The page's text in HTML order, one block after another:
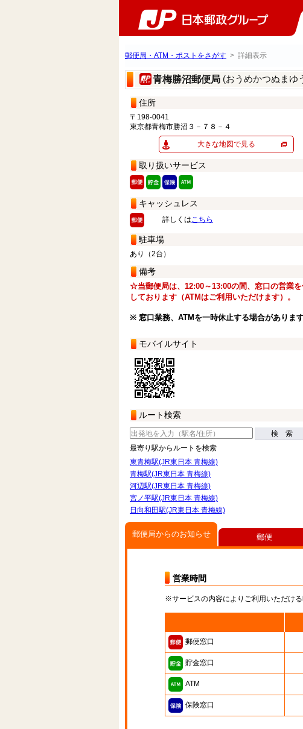
郵便局・ATM・ポストをさがす > 詳細表示
青梅勝沼郵便局 (おうめかつぬまゆ
住所
〒198-0041
東京都青梅市勝沼３－７８－４
大きな地図で見る
取り扱いサービス
キャッシュレス
詳しくはこちら
駐車場
あり（2台）
備考
☆当郵便局は、12:00～13:00の間、窓口の営業
しております（ATMはご利用いただけます）。
※ 窓口業務、ATMを一時休止する場合があります
モバイルサイト
ルート検索
検 索
最寄り駅からルートを検索
東青梅駅(JR東日本 青梅線)
青梅駅(JR東日本 青梅線)
河辺駅(JR東日本 青梅線)
宮ノ平駅(JR東日本 青梅線)
日向和田駅(JR東日本 青梅線)
郵便局からのお知らせ
営業時間
※サービスの内容によりご利用いただけ
郵便窓口
貯金窓口
ATM
保険窓口
郵便